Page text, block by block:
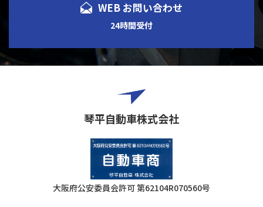
WEB お問い合わせ
24時間受付
琴平自動車株式会社
大阪府公安委員会許可第62104R070560号